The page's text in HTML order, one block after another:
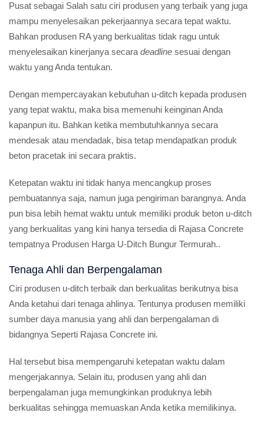
Pusat sebagai Salah satu ciri produsen yang terbaik yang juga
mampu menyelesaikan pekerjaannya secara tepat waktu.
Bahkan produsen RA yang berkualitas tidak ragu untuk
menyelesaikan kinerjanya secara deadline sesuai dengan
waktu yang Anda tentukan.
Dengan mempercayakan kebutuhan u-ditch kepada produsen
yang tepat waktu, maka bisa memenuhi keinginan Anda
kapanpun itu. Bahkan ketika membutuhkannya secara
mendesak atau mendadak, bisa tetap mendapatkan produk
beton pracetak ini secara praktis.
Ketepatan waktu ini tidak hanya mencangkup proses
pembuatannya saja, namun juga pengiriman barangnya. Anda
pun bisa lebih hemat waktu untuk memiliki produk beton u-ditch
yang berkualitas yang kini hanya tersedia di Rajasa Concrete
tempatnya Produsen Harga U-Ditch Bungur Termurah..
Tenaga Ahli dan Berpengalaman
Ciri produsen u-ditch terbaik dan berkualitas berikutnya bisa
Anda ketahui dari tenaga ahlinya. Tentunya produsen memiliki
sumber daya manusia yang ahli dan berpengalaman di
bidangnya Seperti Rajasa Concrete ini.
Hal tersebut bisa mempengaruhi ketepatan waktu dalam
mengerjakannya. Selain itu, produsen yang ahli dan
berpengalaman juga memungkinkan produknya lebih
berkualitas sehingga memuaskan Anda ketika memilikinya.